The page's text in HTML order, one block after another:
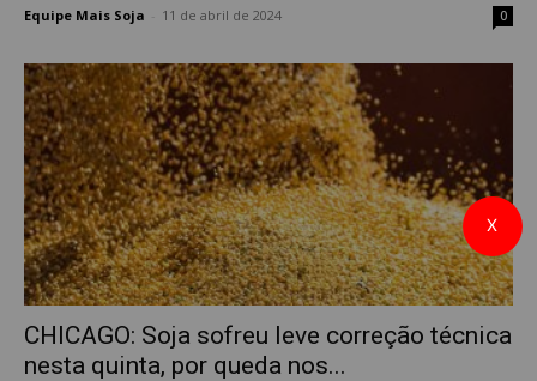
Equipe Mais Soja 11 de abril de 2024 0
CHICAGO: Soja sofreu leve correção técnica
nesta quinta, por queda nos...
X